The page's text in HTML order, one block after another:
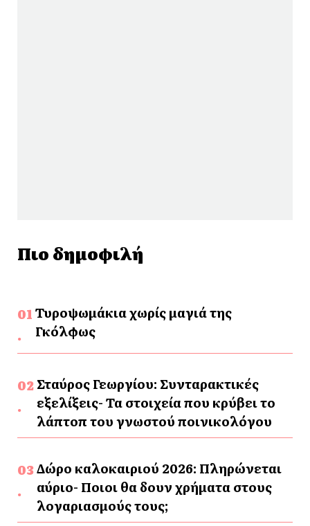
Πιο δημοφιλή
Τυροψωμάκια χωρίς μαγιά της
Γκόλφως
Σταύρος Γεωργίου: Συνταρακτικές
εξελίξεις- Τα στοιχεία που κρύβει το
λάπτοπ του γνωστού ποινικολόγου
Δώρο καλοκαιριού 2026: Πληρώνεται
αύριο- Ποιοι θα δουν χρήματα στους
λογαριασμούς τους;